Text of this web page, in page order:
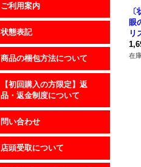
ご利用案内
状態表記
商品の梱包方法について
【初回購入の方限定】返
品・返金制度について
問い合わせ
店頭受取について
眼
リ
レ
4}
在